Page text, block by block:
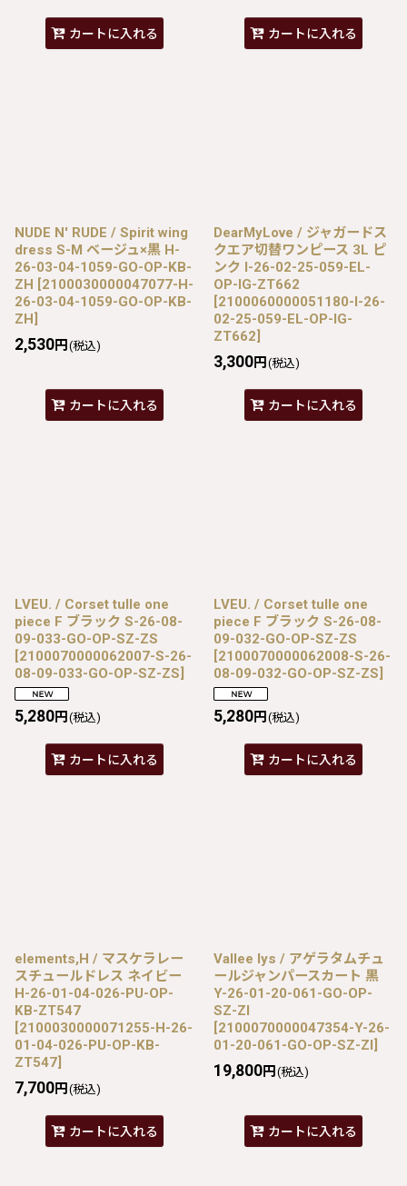
カートに入れる カートに入れる
NUDE N' RUDE / Spirit wing
dress S-M ベージュ×黒 H-
26-03-04-1059-GO-OP-KB-
ZH [2100030000047077-H-
26-03-04-1059-GO-OP-KB-
ZH]
2,530円 (税込)
カートに入れる
DearMyLove / ジャガードス
クエア切替ワンピース 3L ピ
ンク I-26-02-25-059-EL-
OP-IG-ZT662
[2100060000051180-I-26-
02-25-059-EL-OP-IG-
ZT662]
3,300円 (税込)
カートに入れる
LVEU. / Corset tulle one
piece F ブラック S-26-08-
09-033-GO-OP-SZ-ZS
[2100070000062007-S-26-
08-09-033-GO-OP-SZ-ZS]
5,280円 (税込)
カートに入れる
LVEU. / Corset tulle one
piece F ブラック S-26-08-
09-032-GO-OP-SZ-ZS
[2100070000062008-S-26-
08-09-032-GO-OP-SZ-ZS]
5,280円 (税込)
カートに入れる
elements,H / マスケラレー
スチュールドレス ネイビー
H-26-01-04-026-PU-OP-
KB-ZT547
[2100030000071255-H-26-
01-04-026-PU-OP-KB-
ZT547]
7,700円 (税込)
カートに入れる
Vallee lys / アゲラタムチュ
ールジャンパースカート 黒
Y-26-01-20-061-GO-OP-
SZ-ZI
[2100070000047354-Y-26-
01-20-061-GO-OP-SZ-ZI]
19,800円 (税込)
カートに入れる